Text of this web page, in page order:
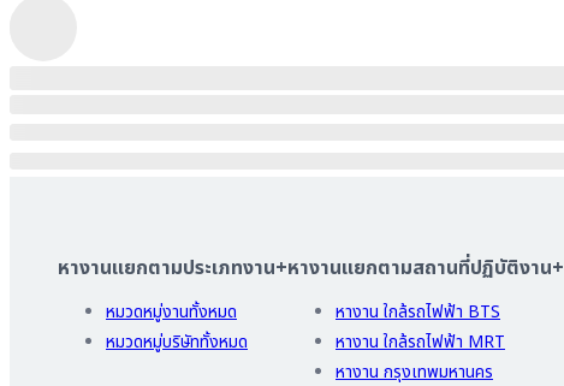
หางานแยกตามประเภทงาน+
หมวดหมู่งานทั้งหมด
หมวดหมู่บริษัททั้งหมด
หางานแยกตามสถานที่ปฏิบัติงาน+
หางาน ใกล้รถไฟฟ้า BTS
หางาน ใกล้รถไฟฟ้า MRT
หางาน กรุงเทพมหานคร